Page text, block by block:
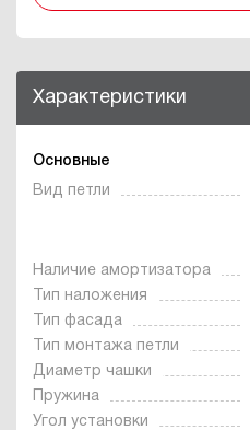
Характеристики
Основные
Вид петли
Наличие амортизатора
Тип наложения
Тип фасада
Тип монтажа петли
Диаметр чашки
Пружина
Угол установки